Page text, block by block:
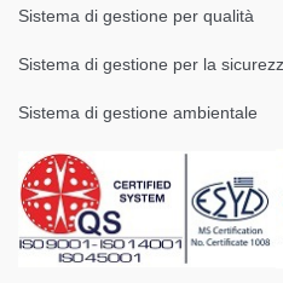
Sistema di gestione per qualità
Sistema di gestione per la
Sistema di gestione ambientale